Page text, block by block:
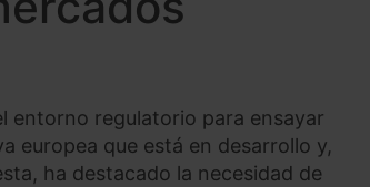
entorno regulatorio para ensayar
europea que está en desarrollo y,
ha destacado la necesidad de